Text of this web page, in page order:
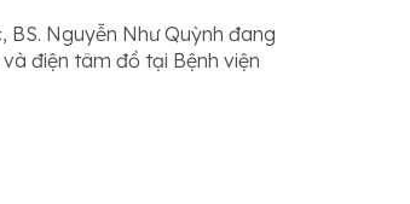
Nguyễn Như Quỳnh đang
điện tâm đồ tại Bệnh viện